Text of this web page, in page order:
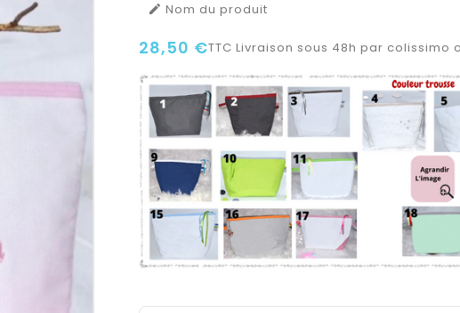
 Nom du produit
28,50 €TTC Livraison sous 48h par